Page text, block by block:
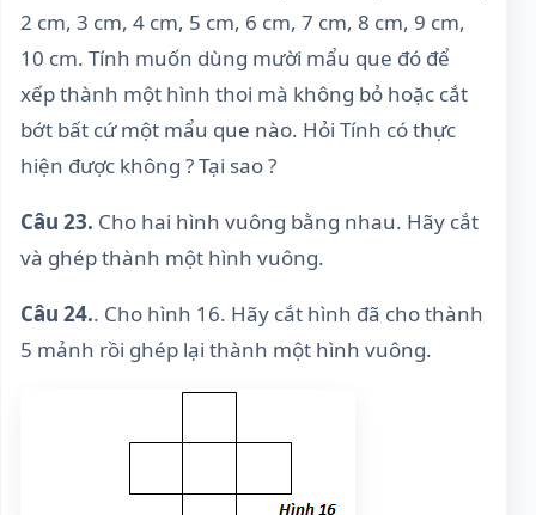
2 cm, 3 cm, 4 cm, 5 cm, 6 cm, 7 cm, 8 cm, 9 cm,
10 cm. Tính muốn dùng mười mẩu que đó để
xếp thành một hình thoi mà không bỏ hoặc cắt
bớt bất cứ một mẩu que nào. Hỏi Tính có thực
hiện được không ? Tại sao ?
Câu 23. Cho hai hình vuông bằng nhau. Hãy cắt
và ghép thành một hình vuông.
Câu 24.. Cho hình 16. Hãy cắt hình đã cho thành
5 mảnh rồi ghép lại thành một hình vuông.